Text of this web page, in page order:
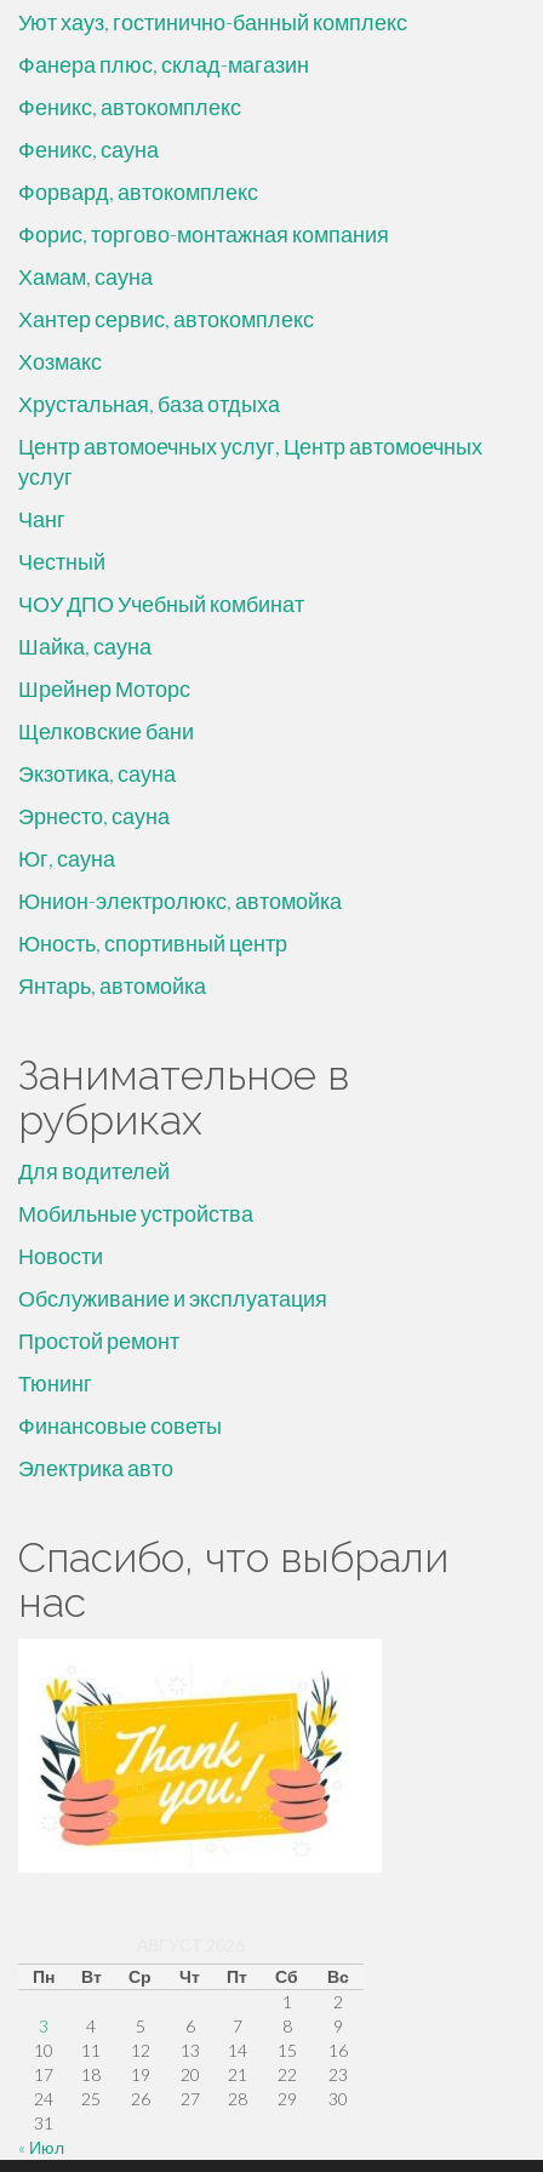
Уют хауз, гостинично-банный комплекс
Фанера плюс, склад-магазин
Феникс, автокомплекс
Феникс, сауна
Форвард, автокомплекс
Форис, торгово-монтажная компания
Хамам, сауна
Хантер сервис, автокомплекс
Хозмакс
Хрустальная, база отдыха
Центр автомоечных услуг, Центр автомоечных
услуг
Чанг
Честный
ЧОУ ДПО Учебный комбинат
Шайка, сауна
Шрейнер Моторс
Щелковские бани
Экзотика, сауна
Эрнесто, сауна
Юг, сауна
Юнион-электролюкс, автомойка
Юность, спортивный центр
Янтарь, автомойка
Занимательное в
рубриках
Для водителей
Мобильные устройства
Новости
Обслуживание и эксплуатация
Простой ремонт
Тюнинг
Финансовые советы
Электрика авто
Спасибо, что выбрали
нас
Пн
Вт Ср Чт Пт Сб
Вс
1
2
3
4 5 6 7 8
9
10
11 12 13 14 15
16
17
18 19 20 21 22
23
24
25 26 27 28 29
30
31
« Июл